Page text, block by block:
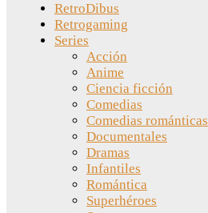
RetroDibus
Retrogaming
Series
Acción
Anime
Ciencia ficción
Comedias
Comedias románticas
Documentales
Dramas
Infantiles
Romántica
Superhéroes